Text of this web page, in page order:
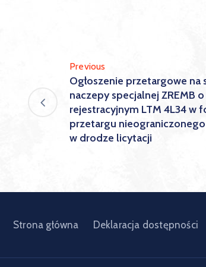
Previous
Ogłoszenie przetargowe na
naczepy specjalnej ZREMB
rejestracyjnym LTM 4L34 w
przetargu
w drodze licytacji
Strona główna Deklaracja dostępności